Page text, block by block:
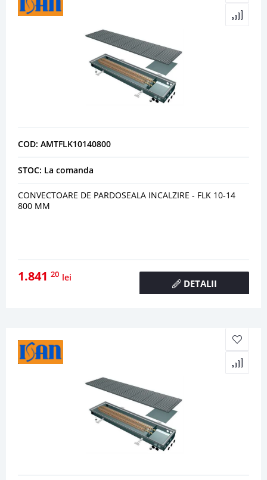
COD: AMTFLK10140800
STOC: La comanda
CONVECTOARE DE PARDOSEALA INCALZIRE - FLK 10-14
800 MM
1.841 20 lei
DETALII